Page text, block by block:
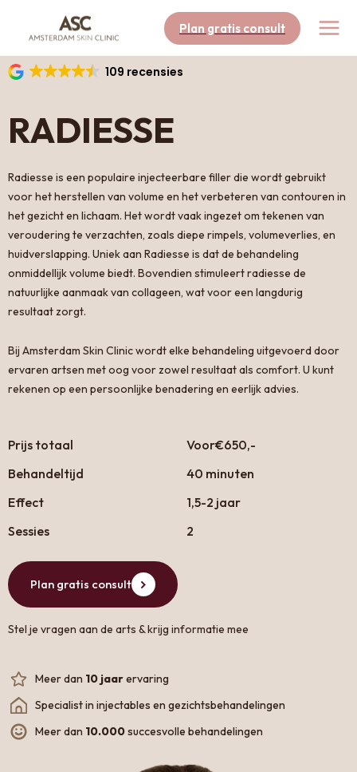
inhoud
Plan gratis consult
RADIESSE
109 recensies
Radiesse is een populaire injecteerbare filler die wordt gebruikt
voor het herstellen van volume en het verbeteren van contouren in
het gezicht en lichaam. Het wordt vaak ingezet om tekenen van
veroudering te verzachten, zoals diepe rimpels, volumeverlies, en
huidverslapping. Uniek aan Radiesse is dat de behandeling
onmiddellijk volume biedt. Bovendien stimuleert radiesse de
natuurlijke aanmaak van collageen, wat voor een langdurig
resultaat zorgt.
Bij Amsterdam Skin Clinic wordt elke behandeling uitgevoerd door
ervaren artsen met oog voor zowel resultaat als comfort. U kunt
rekenen op een persoonlijke benadering en eerlijk advies.
Prijs totaal Voor€650,-
Behandeltijd
40 minuten
Effect
1,5-2 jaar
Sessies
2
Plan gratis consult
Stel je vragen aan de arts & krijg informatie mee
Meer dan 10 jaarervaring
Specialist in injectables en gezichtsbehandelingen
Meer dan 10.000succesvolle behandelingen